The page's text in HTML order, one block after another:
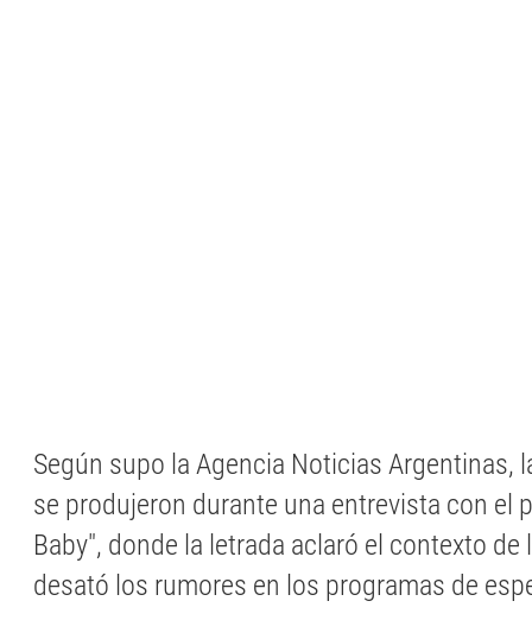
Según supo la Agencia Noticias Argentinas,
se produjeron durante una entrevista con el
Baby", donde la letrada aclaró el contexto de
desató los rumores en los programas de